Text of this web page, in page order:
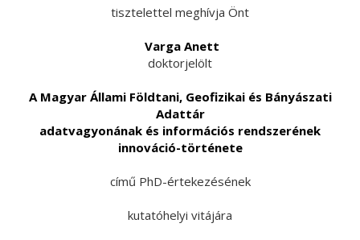
tisztelettel meghívja Önt
Varga Anett
doktorjelölt
A Magyar Állami Földtani, Geofizikai és Bányászati
Adattár
adatvagyonának és információs rendszerének
innováció-története
című PhD-értekezésének
kutatóhelyi vitájára